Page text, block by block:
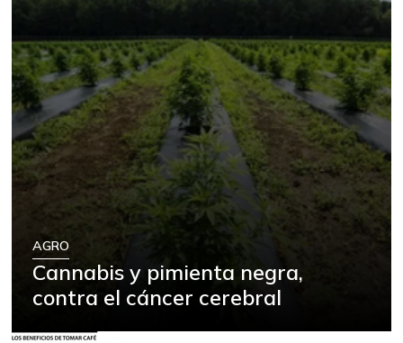
AGRO
Cannabis y pimienta negra,
contra el cáncer cerebral